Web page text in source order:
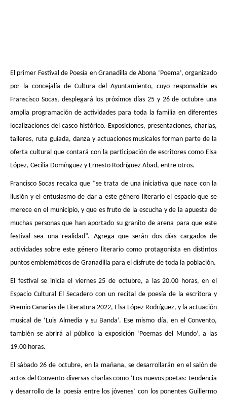
El primer Festival de Poesía en Granadilla de Abona ‘Poema’, organizado
por la concejalía de Cultura del Ayuntamiento, cuyo responsable es
Franscisco Socas, desplegará los próximos días 25 y 26 de octubre una
amplia programación de actividades para toda la familia en diferentes
localizaciones del casco histórico. Exposiciones, presentaciones, charlas,
talleres, ruta guiada, danza y actuaciones musicales forman parte de la
oferta cultural que contará con la participación de escritores como Elsa
López, Cecilia Domínguez y Ernesto Rodríguez Abad, entre otros.
Francisco Socas recalca que “se trata de una iniciativa que nace con la
ilusión y el entusiasmo de dar a este género literario el espacio que se
merece en el municipio, y que es fruto de la escucha y de la apuesta de
muchas personas que han aportado su granito de arena para que este
festival sea una realidad”. Agrega que serán dos días cargados de
actividades sobre este género literario como protagonista en distintos
puntos emblemáticos de Granadilla para el disfrute de toda la población.
El festival se inicia el viernes 25 de octubre, a las 20.00 horas, en el
Espacio Cultural El Secadero con un recital de poesía de la escritora y
Premio Canarias de Literatura 2022, Elsa López Rodríguez, y la actuación
musical de ‘Luis Almedia y su Banda’. Ese mismo día, en el Convento,
también se abrirá al público la exposición ‘Poemas del Mundo’, a las
19.00 horas.
El sábado 26 de octubre, en la mañana, se desarrollarán en el salón de
actos del Convento diversas charlas como ‘Los nuevos poetas: tendencia
y desarrollo de la poesía entre los jóvenes’ con los ponentes Guillermo